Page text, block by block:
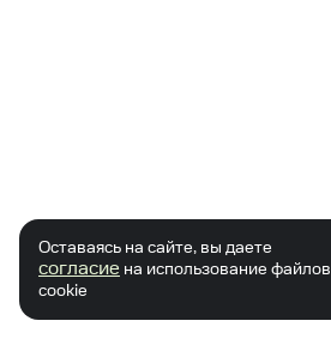
Оставаясь на сайте, вы даете
согласие на использование файлов
cookie